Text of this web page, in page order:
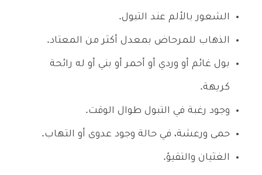
الشعور بالألم عند التبول.
الذهاب للمرحاض بمعدل أكثر من المعتاد.
بول غائم أو وردي أو أحمر أو بني أو له رائحة
كريهة.
وجود رغبة في التبول طوال الوقت.
حمى ورعشة، في حالة وجود عدوى أو التهاب.
الغثيان والتقيؤ.